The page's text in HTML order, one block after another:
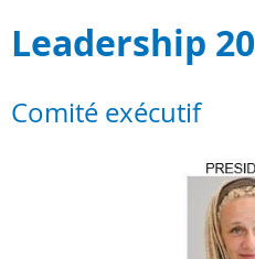
Leadership
Comité exécutif